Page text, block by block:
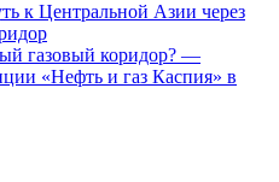
к Центральной Азии через
газовый коридор? —
«Нефть и газ Каспия» в